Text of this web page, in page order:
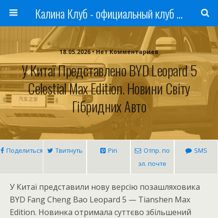
Калина Клуб - официальный клуб ЛАДА
18.05.2026 • Нет Комментариев
У Китаї Представлено BYD Leopard 5
Celestial Max Edition. Новини Світу
Гібридних Авто
Поделиться Твитнуть Pin
Отпр. по
эл. почте
SMS
У Китаї представили нову версію позашляховика
BYD Fang Cheng Bao Leopard 5 — Tianshen Max
Edition. Новинка отримала суттєво збільшений